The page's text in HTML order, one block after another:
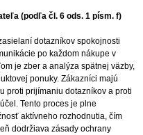
(podľa čl. 6 ods. 1 písm. f)
dotazníkov spokojnosti
po každom nákupe v
je zber a analýza spätnej väzby,
ponuky. Zákazníci majú
proti prijímaniu dotazníkov a proti
Tento proces je plne
aktívneho rozhodnutia, čím
dodržiava zásady ochrany